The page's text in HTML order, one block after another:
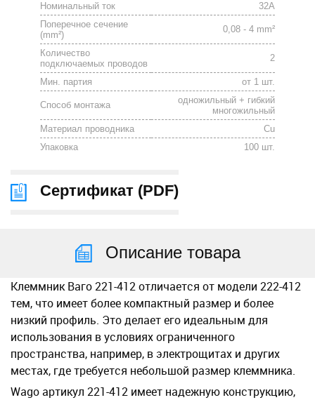
Номинальный ток
32А
Поперечное сечение
(mm²)
0,08 - 4 mm²
Количество
подключаемых проводов
2
Мин. партия от 1 шт.
Способ монтажа
одножильный + гибкий
многожильный
Материал проводника
Cu
Упаковка
100 шт.
Сертификат (PDF)
Описание товара
Клеммник Ваго 221-412 отличается от модели 222-412
тем, что имеет более компактный размер и более
низкий профиль. Это делает его идеальным для
использования в условиях ограниченного
пространства, например, в электрощитах и других
местах, где требуется небольшой размер клеммника.
Wago артикул 221-412 имеет надежную конструкцию,